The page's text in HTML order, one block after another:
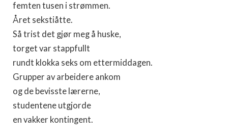
femten tusen i strømmen.
Året sekstiåtte.
Så trist det gjør meg å huske,
torget var stappfullt
rundt klokka seks om ettermiddagen.
Grupper av arbeidere ankom
og de bevisste lærerne,
studentene utgjorde
en vakker kontingent.